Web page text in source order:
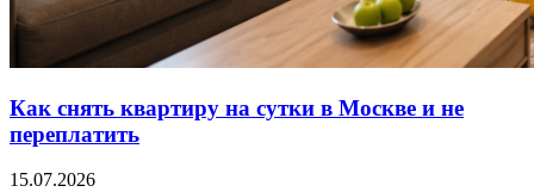
Как снять квартиру на сутки в Москве и не
переплатить
15.07.2026